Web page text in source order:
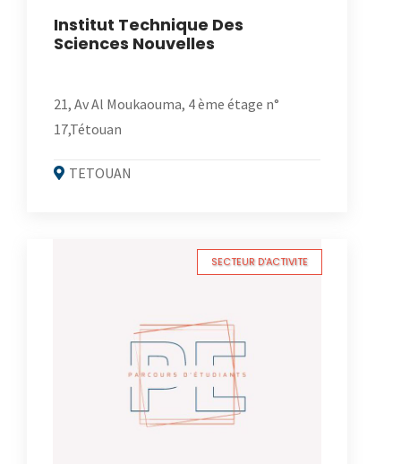
Institut Technique Des
Sciences Nouvelles
21, Av Al Moukaouma, 4 ème étage n°
17,Tétouan
TETOUAN
SECTEUR D'ACTIVITE